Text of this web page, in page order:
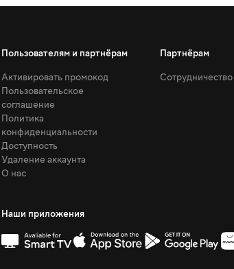
Пользователям и партнёрам
Активировать промокод
Пользовательское
соглашение
Политика
конфиденциальности
Доступность
Удаление аккаунта
О нас
Партнёрам
Сотрудничество
Наши приложения